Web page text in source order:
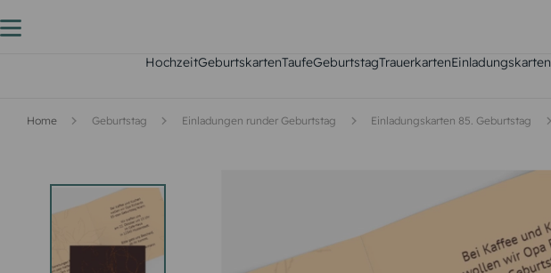
HochzeitGeburtskartenTaufeGeburtstagTrauerkartenEinladungskarten
Home Geburtstag Einladungen runder Geburtstag Einladungskarten 85. Geburtstag